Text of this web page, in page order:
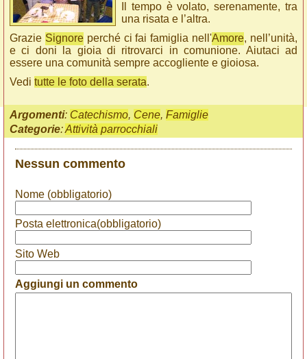
Il tempo è volato, serenamente, tra
una risata e l’altra.
Grazie Signoreperché ci fai famiglia nell'Amore, nell’unità,
e ci doni la gioia di ritrovarci in comunione. Aiutaci ad
essere una comunità sempre accogliente e gioiosa.
Vedi tutte le foto della serata.
Argomenti: Catechismo, Cene, Famiglie
Categorie:Attività parrocchiali
Nessun commento
Nome (obbligatorio)
Posta elettronica(obbligatorio)
Sito Web
Aggiungi un commento